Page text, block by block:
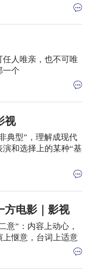
人唯亲，也不可唯
一个
视
典型”，理解成现代
和选择上的某种“基
方电影｜影视
意”：内容上动心，
惬意，台词上适意